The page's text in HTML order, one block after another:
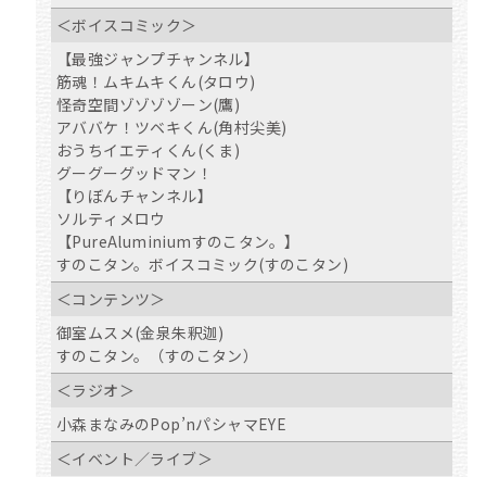
＜ボイスコミック＞
【最強ジャンプチャンネル】
筋魂！ムキムキくん(タロウ)
怪奇空間ゾゾゾゾーン(鷹)
アババケ！ツベキくん(角村尖美)
おうちイエティくん(くま)
グーグーグッドマン！
【りぼんチャンネル】
ソルティメロウ
【PureAluminiumすのこタン。】
すのこタン。ボイスコミック(すのこタン)
＜コンテンツ＞
御室ムスメ(金泉朱釈迦)
すのこタン。（すのこタン）
＜ラジオ＞
小森まなみのPop’nパシャマEYE
＜イベント／ライブ＞